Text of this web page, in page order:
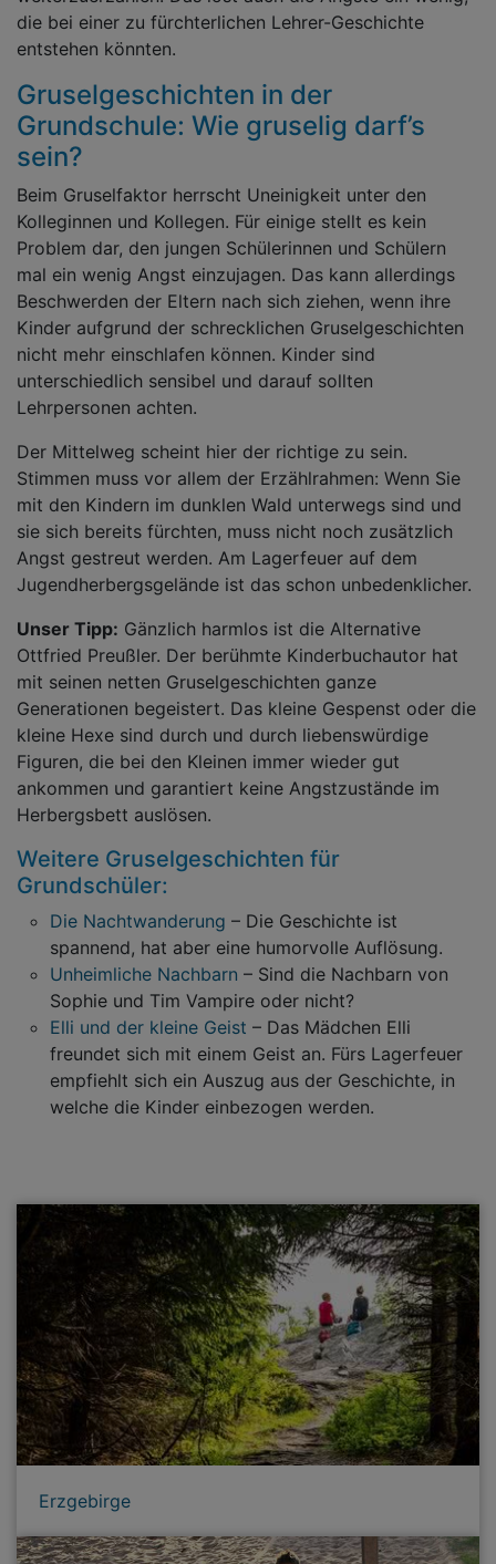
die bei einer zu fürchterlichen Lehrer-Geschichte
entstehen könnten.
Gruselgeschichten in der
Grundschule: Wie gruselig darf’s
sein?
Beim Gruselfaktor herrscht Uneinigkeit unter den
Kolleginnen und Kollegen. Für einige stellt es kein
Problem dar, den jungen Schülerinnen und Schülern
mal ein wenig Angst einzujagen. Das kann allerdings
Beschwerden der Eltern nach sich ziehen, wenn ihre
Kinder aufgrund der schrecklichen Gruselgeschichten
nicht mehr einschlafen können. Kinder sind
unterschiedlich sensibel und darauf sollten
Lehrpersonen achten.
Der Mittelweg scheint hier der richtige zu sein.
Stimmen muss vor allem der Erzählrahmen: Wenn Sie
mit den Kindern im dunklen Wald unterwegs sind und
sie sich bereits fürchten, muss nicht noch zusätzlich
Angst gestreut werden. Am Lagerfeuer auf dem
Jugendherbergsgelände ist das schon unbedenklicher.
Unser Tipp: Gänzlich harmlos ist die Alternative
Ottfried Preußler. Der berühmte Kinderbuchautor hat
mit seinen netten Gruselgeschichten ganze
Generationen begeistert. Das kleine Gespenst oder die
kleine Hexe sind durch und durch liebenswürdige
Figuren, die bei den Kleinen immer wieder gut
ankommen und garantiert keine Angstzustände im
Herbergsbett auslösen.
Weitere Gruselgeschichten für
Grundschüler:
Die Nachtwanderung – Die Geschichte ist
spannend, hat aber eine humorvolle Auflösung.
Unheimliche Nachbarn – Sind die Nachbarn von
Sophie und Tim Vampire oder nicht?
Elli und der kleine Geist – Das Mädchen Elli
freundet sich mit einem Geist an. Fürs Lagerfeuer
empfiehlt sich ein Auszug aus der Geschichte, in
welche die Kinder einbezogen werden.
Erzgebirge